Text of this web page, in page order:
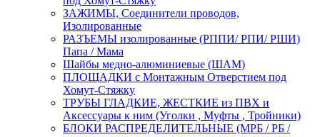
ЗАЖИМЫ, Соединители проводов,
Изолированные
РАЗЪЕМЫ изолированные (РППИ/ РПИ/ РШИ)
Папа / Мама
Шайбы медно-алюминиевые (ШАМ)
ПЛОЩАДКИ с Монтажным Отверстием под
Хомут-Стяжку
ТРУБЫ ГЛАДКИЕ, ЖЕСТКИЕ из ПВХ и
Аксессуары к ним (Уголки , Муфты , Тройники)
БЛОКИ РАСПРЕДЕЛИТЕЛЬНЫЕ (МРБ / РБ /